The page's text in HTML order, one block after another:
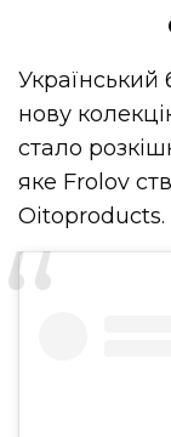
нову
стало
яке Frolov
Oitoproducts.